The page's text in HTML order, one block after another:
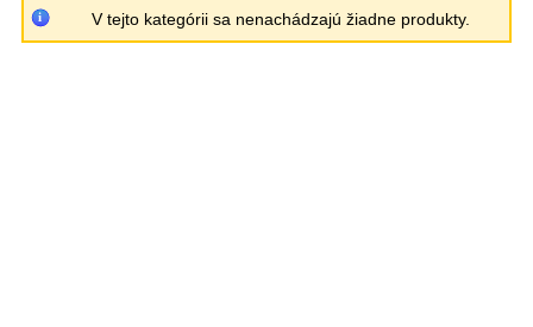
V tejto kategórii sa nenachádzajú žiadne produkty.